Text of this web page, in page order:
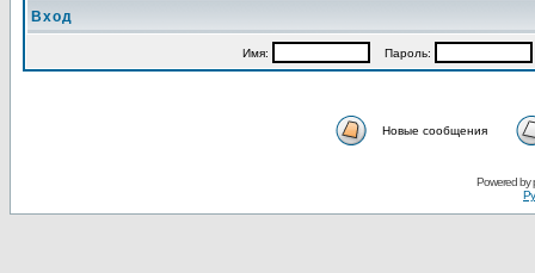
Вход
Имя: Пароль:
Новые сообщения
Powered by